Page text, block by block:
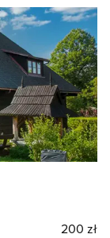
200 zł